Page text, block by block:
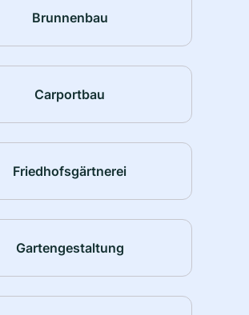
Brunnenbau
Carportbau
Friedhofsgärtnerei
Gartengestaltung